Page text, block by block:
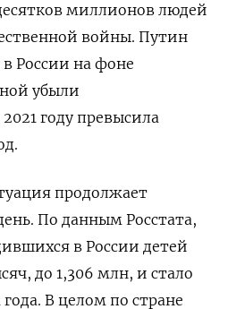
миллионов людей
войны. Путин
России на фоне
убыли
году превысила
продолжает
По данным Росстата,
в России детей
до 1,306 млн, и стало
В целом по стране